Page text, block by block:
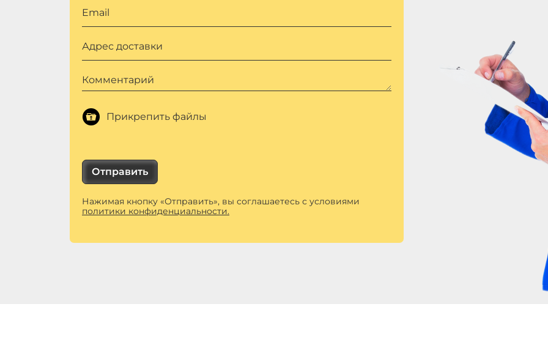
Email
Адрес доставки
Комментарий
Прикрепить файлы
Отправить
Нажимая кнопку «Отправить», вы соглашаетесь с условиями
политики конфиденциальности.